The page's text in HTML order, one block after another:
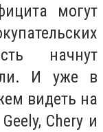
могут
начнут
И уже в
видеть на
Chery и